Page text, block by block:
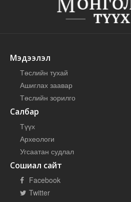
Мэдээлэл
Төслийн тухай
Ашиглах заавар
Төслийн зорилго
Салбар
Түүх
Археологи
Угсаатан судлал
Сошиал сайт
Facebook
Twitter